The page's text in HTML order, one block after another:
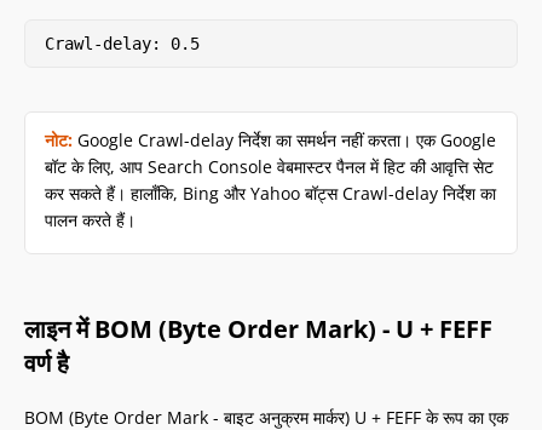
Crawl-delay: 0.5
नोट: Google Crawl-delay निर्देश का समर्थन नहीं करता। एक Google
बॉट के लिए, आप Search Console वेबमास्टर पैनल में हिट की आवृत्ति सेट
कर सकते हैं। हालाँकि, Bing और Yahoo बॉट्स Crawl-delay निर्देश का
पालन करते हैं।
लाइन में BOM (Byte Order Mark) - U + FEFF
वर्ण है
BOM (Byte Order Mark - बाइट अनुक्रम मार्कर) U + FEFF के रूप का एक